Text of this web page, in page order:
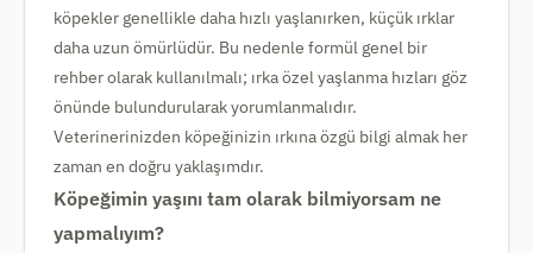
köpekler genellikle daha hızlı yaşlanırken, küçük ırklar
daha uzun ömürlüdür. Bu nedenle formül genel bir
rehber olarak kullanılmalı; ırka özel yaşlanma hızları göz
önünde bulundurularak yorumlanmalıdır.
Veterinerinizden köpeğinizin ırkına özgü bilgi almak her
zaman en doğru yaklaşımdır.
Köpeğimin yaşını tam olarak bilmiyorsam ne
yapmalıyım?